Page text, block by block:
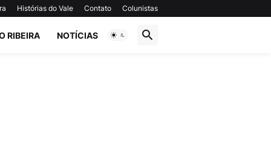
Histórias do Vale Contato Colunistas
RIBEIRA NOTÍCIAS